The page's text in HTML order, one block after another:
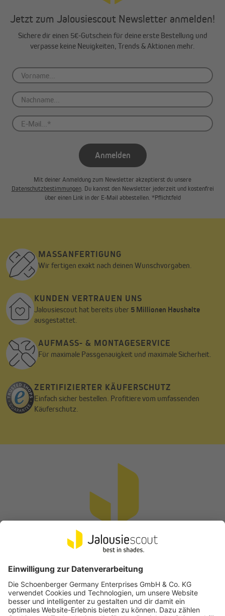
Jetzt zum Jalousiescout Newsletter anmelden!
Sichere dir einen 5€-Gutschein für deine erste Bestellung und
verpasse keine Neuigkeiten, Trends & Aktionen mehr.
Anmelden
Mit deiner Anmeldung zum Newsletter akzeptierst du unsere
Datenschutzbestimmungen. Du kannst den Newsletter jederzeit und kostenfrei
über einen Link in der E-Mail abbestellen. *Pflichtfeld
MASSANFERTIGUNG
Wir fertigen exakt nach deinen Wunschvorgaben.
KUNDEN VERTRAUEN UNS
Jalousiescout hat bereits über 5 Millionen Haushalte
ausgestattet.
AUFMASS- & MONTAGESERVICE
Für maximale Passgenauigkeit und maximale Sicherheit.
ZERTIFIZIERTER KÄUFERSCHUTZ
Einfach sicher bestellen. Profitiere vom umfassenden
Käuferschutz.
Vertrag widerrufen